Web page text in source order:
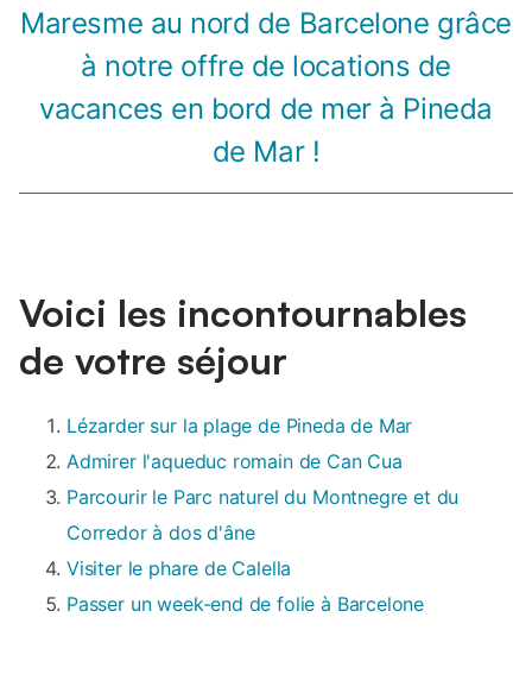
Maresme au nord de Barcelone grâce
à notre offre de locations de
vacances en bord de mer à Pineda
de Mar !
Voici les incontournables
de votre séjour
Lézarder sur la plage de Pineda de Mar
Admirer l'aqueduc romain de Can Cua
Parcourir le Parc naturel du Montnegre et du
Corredor à dos d'âne
Visiter le phare de Calella
Passer un week-end de folie à Barcelone